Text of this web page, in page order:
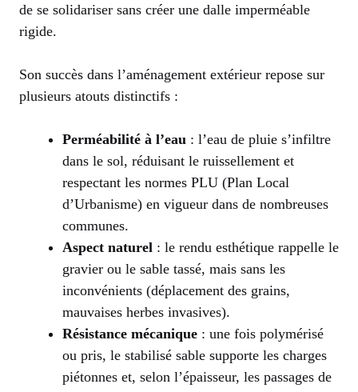
de se solidariser sans créer une dalle imperméable
rigide.
Son succès dans l’aménagement extérieur repose sur
plusieurs atouts distinctifs :
Perméabilité à l’eau : l’eau de pluie s’infiltre
dans le sol, réduisant le ruissellement et
respectant les normes PLU (Plan Local
d’Urbanisme) en vigueur dans de nombreuses
communes.
Aspect naturel : le rendu esthétique rappelle le
gravier ou le sable tassé, mais sans les
inconvénients (déplacement des grains,
mauvaises herbes invasives).
Résistance mécanique : une fois polymérisé
ou pris, le stabilisé sable supporte les charges
piétonnes et, selon l’épaisseur, les passages de